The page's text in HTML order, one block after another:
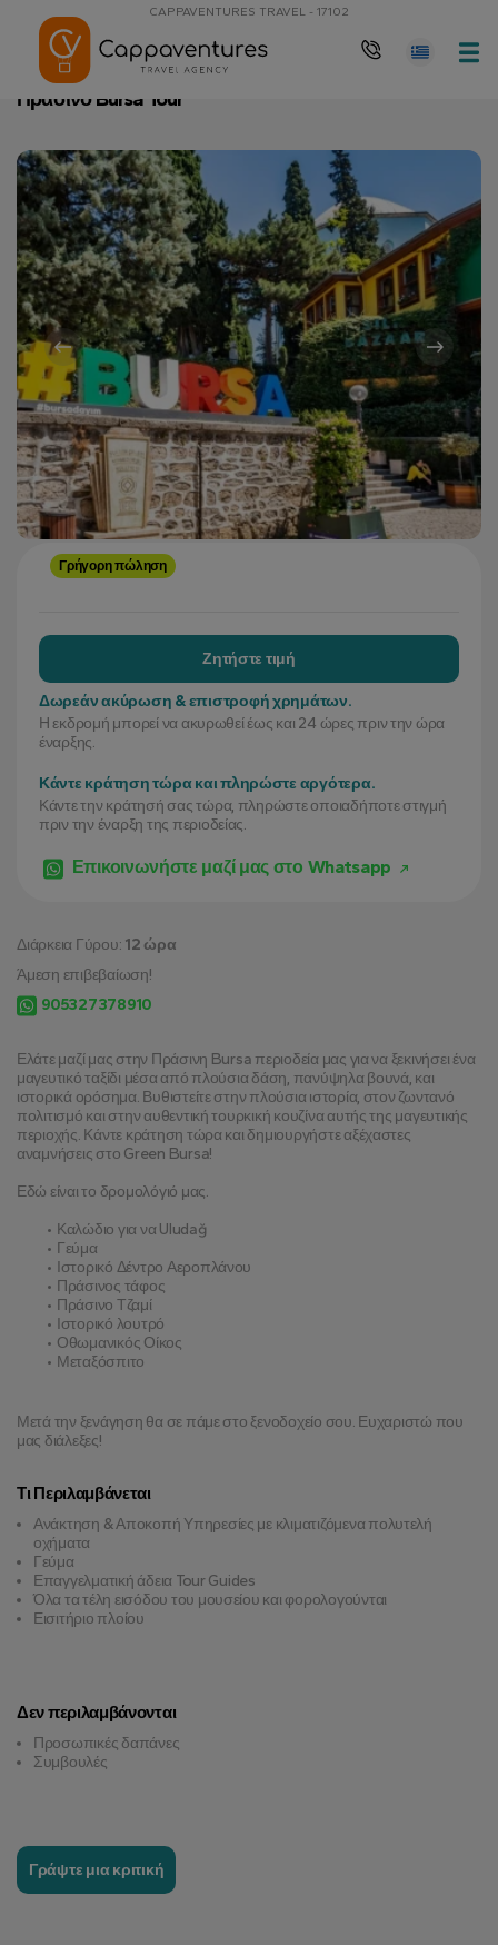
CAPPAVENTURES TRAVEL - 17102
Αρχική Σελίδα
Ελάτε μαζί μας στην Πράσινη Bursa περιοδεία μας για να ξεκινήσει ένα
μαγευτικό ταξίδι μέσα από πλούσια δάση, πανύψηλα βουνά, και
ιστορικά ορόσημα. Βυθιστείτε στην πλούσια ιστορία, στον ζωντανό
πολιτισμό και στην αυθεντική τουρκική κουζίνα αυτής της μαγευτικής
περιοχής. Κάντε κράτηση τώρα και δημιουργήστε αξέχαστες
αναμνήσεις στο Green Bursa!
Εδώ είναι το δρομολόγιό μας.
Καλώδιο για να Uludağ
Γεύμα
Ιστορικό Δέντρο Αεροπλάνου
Πράσινος τάφος
Πράσινο Τζαμί
Ιστορικό λουτρό
Οθωμανικός Οίκος
Μεταξόσπιτο
Μετά την ξενάγηση θα σε πάμε στο ξενοδοχείο σου. Ευχαριστώ που
μας διάλεξες!
Τι Περιλαμβάνεται
Ανάκτηση & Αποκοπή Υπηρεσίες με κλιματιζόμενα πολυτελή
οχήματα
Γεύμα
Επαγγελματική άδεια Tour Guides
Όλα τα τέλη εισόδου του μουσείου και φορολογούνται
Εισιτήριο πλοίου
Δεν περιλαμβάνονται
Προσωπικές δαπάνες
Συμβουλές
Γράψτε μια κριτική
Πράσινο Bursa Tour
Γρήγορη πώληση
Ζητήστε τιμή
Δωρεάν ακύρωση & επιστροφή χρημάτων.
Η εκδρομή μπορεί να ακυρωθεί έως και 24 ώρες πριν την ώρα
έναρξης.
Κάντε κράτηση τώρα και πληρώστε αργότερα.
Κάντε την κράτησή σας τώρα, πληρώστε οποιαδήποτε στιγμή
πριν την έναρξη της περιοδείας.
Επικοινωνήστε μαζί μας στο Whatsapp
Διάρκεια Γύρου: 12 ώρα
Άμεση επιβεβαίωση!
905327378910